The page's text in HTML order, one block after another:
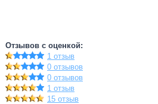
Отзывов с оценкой:
1 отзыв
0 отзывов
0 отзывов
1 отзыв
15 отзыв